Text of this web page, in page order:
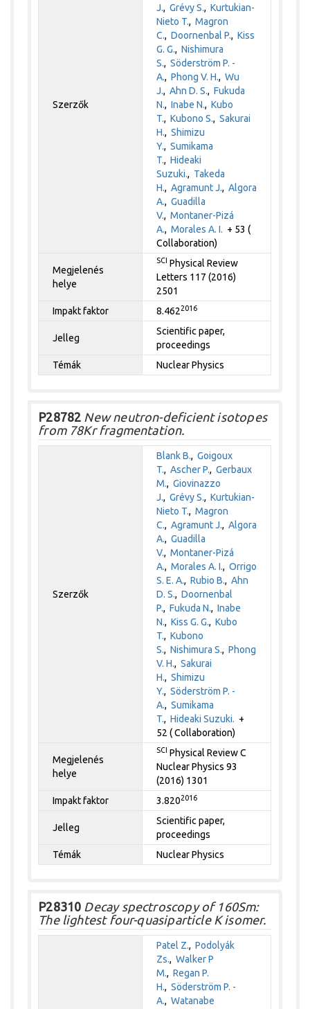
Szerzők
J.,Grévy S.,Kurtukian-
Nieto T.,Magron
C.,Doornenbal P.,Kiss
G. G.,Nishimura
S.,Söderström P. -
A.,Phong V. H.,Wu
J.,Ahn D. S.,Fukuda
N.,Inabe N.,Kubo
T.,Kubono S.,Sakurai
H.,Shimizu
Y.,Sumikama
T.,Hideaki
Suzuki., Takeda
H.,Agramunt J.,Algora
A.,Guadilla
V.,Montaner-Pizá
A.,Morales A. I. + 53 (
Collaboration)
Megjelenés
helye
SCI Physical Review
Letters 117 (2016)
2501
Impakt faktor
8.4622016
Jelleg
Scientific paper,
proceedings
Témák
Nuclear Physics
P28782 New neutron-deficient isotopes
from 78Kr fragmentation.
Szerzők
Blank B.,Goigoux
T.,Ascher P.,Gerbaux
M.,Giovinazzo
J.,Grévy S.,Kurtukian-
Nieto T.,Magron
C.,Agramunt J.,Algora
A.,Guadilla
V.,Montaner-Pizá
A.,Morales A. I.,Orrigo
S. E. A.,Rubio B.,Ahn
D. S.,Doornenbal
P.,Fukuda N.,Inabe
N.,Kiss G. G.,Kubo
T.,Kubono
S.,Nishimura S.,Phong
V. H.,Sakurai
H.,Shimizu
Y.,Söderström P. -
A.,Sumikama
T.,Hideaki Suzuki. +
52 ( Collaboration)
Megjelenés
helye
SCI Physical Review C
Nuclear Physics 93
(2016) 1301
Impakt faktor
3.8202016
Jelleg
Scientific paper,
proceedings
Témák
Nuclear Physics
P28310 Decay spectroscopy of 160Sm:
The lightest four-quasiparticle K isomer.
Patel Z.,Podolyák
Zs.,Walker P
M.,Regan P.
H.,Söderström P. -
A.,Watanabe